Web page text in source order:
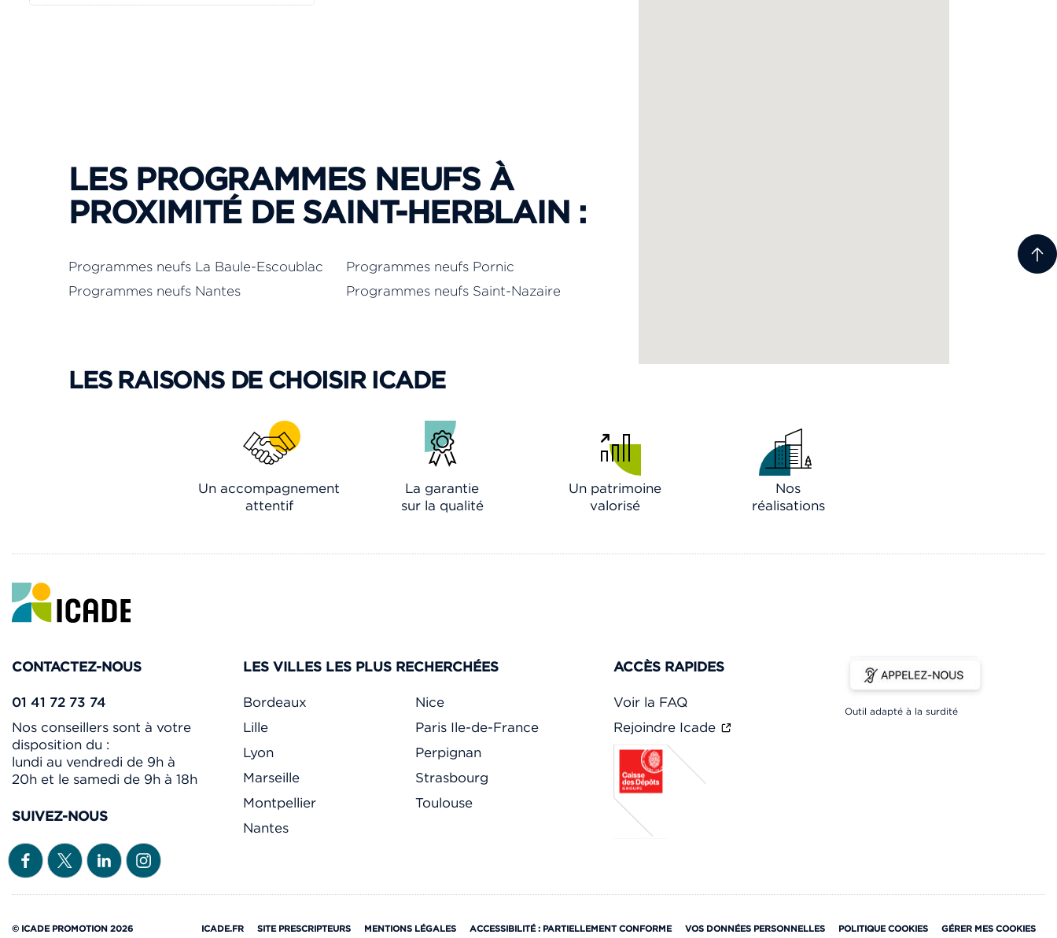
LES PROGRAMMES NEUFS À
PROXIMITÉ DE SAINT-HERBLAIN :
Programmes neufs La Baule-Escoublac
Programmes neufs Nantes
Programmes neufs Pornic
Programmes neufs Saint-Nazaire
LES RAISONS DE CHOISIR ICADE
Un accompagnement
attentif
La garantie
sur la qualité
Un patrimoine
valorisé
Nos
réalisations
CONTACTEZ-NOUS
01 41 72 73 74
Nos conseillers sont à votre
disposition du :
lundi au vendredi de 9h à
20h et le samedi de 9h à 18h
SUIVEZ-NOUS
LES VILLES LES PLUS RECHERCHÉES
Bordeaux
Lille
Lyon
Marseille
Montpellier
Nantes
Nice
Paris Ile-de-France
Perpignan
Strasbourg
Toulouse
ACCÈS RAPIDES
Voir la FAQ
Rejoindre Icade
Outil adapté à la surdité
© ICADE PROMOTION 2026 ICADE.FR SITE PRESCRIPTEURS MENTIONS LÉGALES ACCESSIBILITÉ : PARTIELLEMENT CONFORME VOS DONNÉES PERSONNELLES POLITIQUE COOKIES GÉRER MES COOKIES